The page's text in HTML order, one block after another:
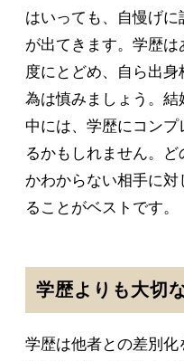
はいっても、自慢げ
が出てきます。学歴
度にとどめ、自ら出
為は慎みましょう。
中には、学歴にコン
るかもしれません。
かわからない相手に
ることがベストです。
学歴よりも大切
学歴は他者との差別化